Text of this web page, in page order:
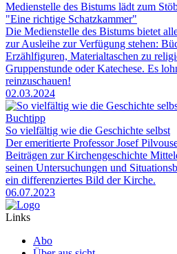
Medienstelle des Bistums lädt zum
"Eine richtige Schatzkammer"
Die Medienstelle des Bistums bietet
zur Ausleihe zur Verfügung stehen:
Erzählfiguren, Materialtaschen zu
Gruppenstunde oder Katechese. Es
reinzuschauen!
02.03.2024
Buchtipp
So vielfältig wie die Geschichte selbst
Der emeritierte Professor Josef
Beiträgen zur Kirchengeschichte
seinen Untersuchungen und
ein differenziertes Bild der Kirche.
06.07.2023
Links
Abo